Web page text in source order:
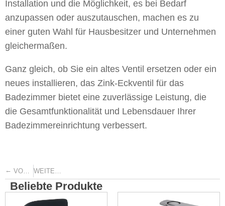
Installation und die Möglichkeit, es bei Bedarf
anzupassen oder auszutauschen, machen es zu
einer guten Wahl für Hausbesitzer und Unternehmen
gleichermaßen.
Ganz gleich, ob Sie ein altes Ventil ersetzen oder ein
neues installieren, das Zink-Eckventil für das
Badezimmer bietet eine zuverlässige Leistung, die
die Gesamtfunktionalität und Lebensdauer Ihrer
Badezimmereinrichtung verbessert.
← VORHERIGE WEITER
Beliebte Produkte